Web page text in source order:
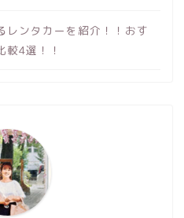
レンタカーを紹介！！おす
較4選！！